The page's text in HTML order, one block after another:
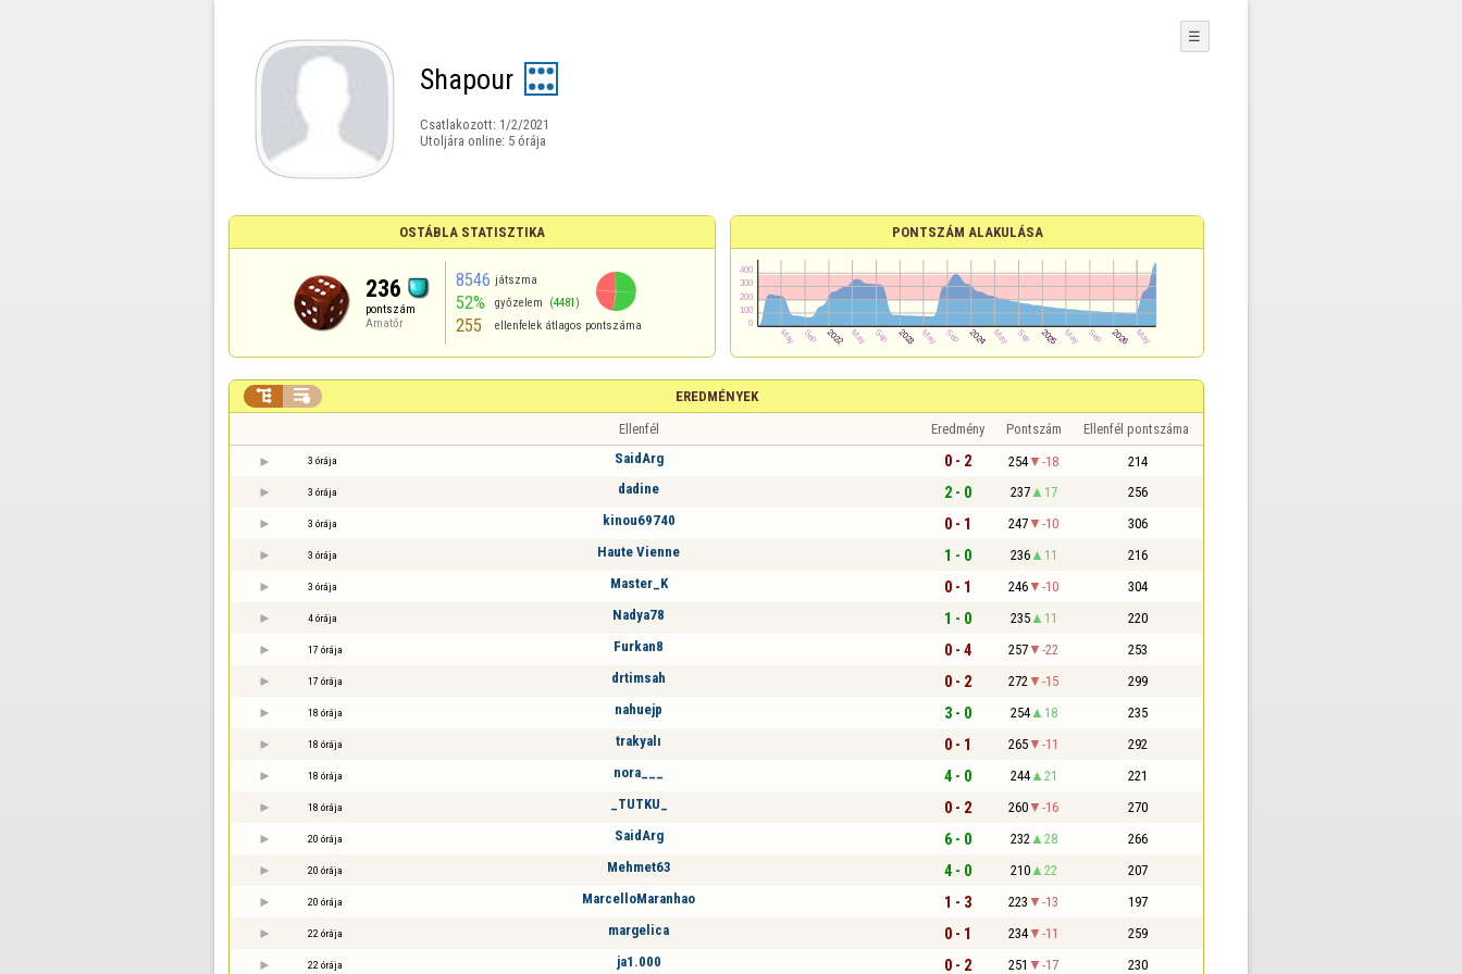
Shapour
Csatlakozott: 1/2/2021
Utoljára online: 5 órája
☰
OSTÁBLA STATISZTIKA
236
pontszám
Amatőr
8546 játszma
52% győzelem (4481)
255 ellenfelek átlagos pontszáma
PONTSZÁM ALAKULÁSA
EREDMÉNYEK
 
Ellenfél Eredmény Pontszám Ellenfél pontszáma
3 órája SaidArg 0 - 2 254 -18 214
3 órája dadine 2 - 0 237 17 256
3 órája kinou69740 0 - 1 247 -10 306
3 órája Haute Vienne 1 - 0 236 11 216
3 órája Master_K 0 - 1 246 -10 304
4 órája Nadya78 1 - 0 235 11 220
17 órája Furkan8 0 - 4 257 -22 253
17 órája drtimsah 0 - 2 272 -15 299
18 órája nahuejp 3 - 0 254 18 235
18 órája trakyalı 0 - 1 265 -11 292
18 órája nora___ 4 - 0 244 21 221
18 órája _TUTKU_ 0 - 2 260 -16 270
20 órája SaidArg 6 - 0 232 28 266
20 órája Mehmet63 4 - 0 210 22 207
20 órája MarcelloMaranhao 1 - 3 223 -13 197
22 órája margelica 0 - 1 234 -11 259
22 órája ja1.000 0 - 2 251 -17 230